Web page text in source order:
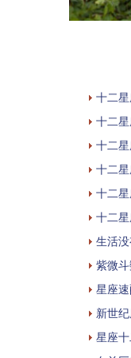
十二
十二
十二
十二
十二
十二
生活
紫微
星座
新世
星座